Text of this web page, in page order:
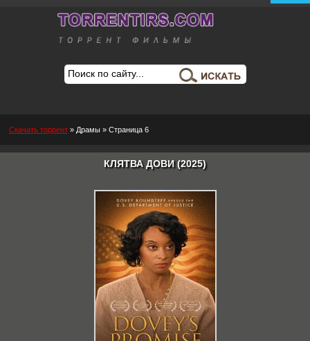
Скачать торрент » Драмы » Страница 6
КЛЯТВА ДОВИ (2025)